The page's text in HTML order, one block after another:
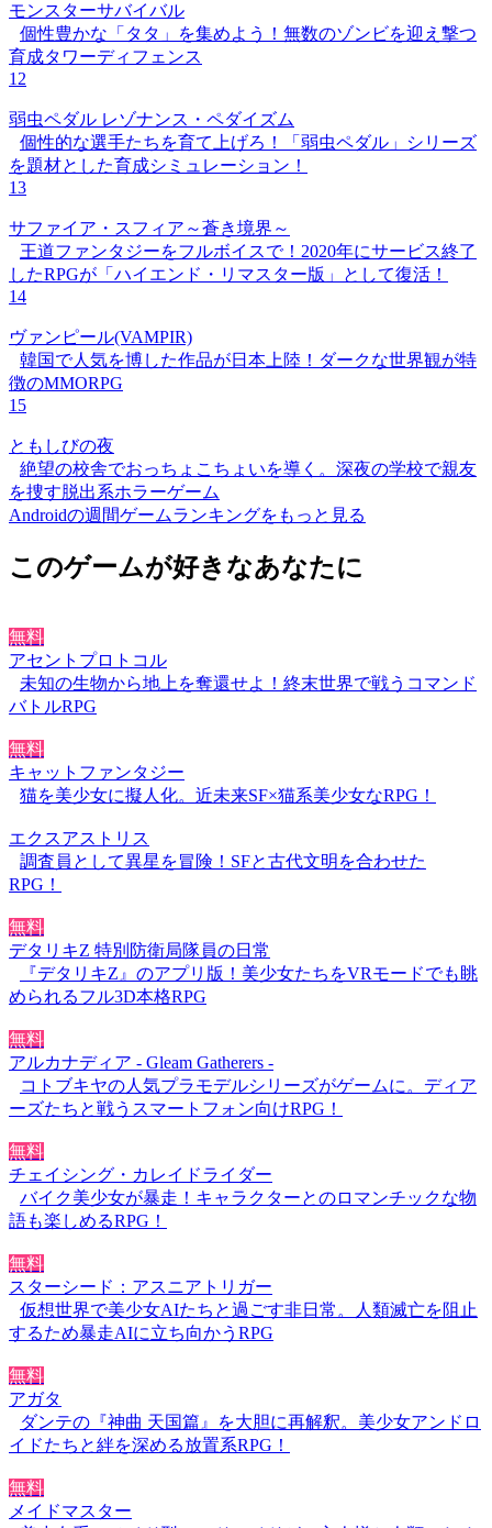
モンスターサバイバル
個性豊かな「タタ」を集めよう！無数のゾンビを迎え撃つ
育成タワーディフェンス
12
弱虫ペダル レゾナンス・ペダイズム
個性的な選手たちを育て上げろ！「弱虫ペダル」シリーズ
を題材とした育成シミュレーション！
13
サファイア・スフィア～蒼き境界～
王道ファンタジーをフルボイスで！2020年にサービス終了
したRPGが「ハイエンド・リマスター版」として復活！
14
ヴァンピール(VAMPIR)
韓国で人気を博した作品が日本上陸！ダークな世界観が特
徴のMMORPG
15
ともしびの夜
絶望の校舎でおっちょこちょいを導く。深夜の学校で親友
を捜す脱出系ホラーゲーム
Androidの週間ゲームランキングをもっと見る
このゲームが好きなあなたに
無料
アセントプロトコル
未知の生物から地上を奪還せよ！終末世界で戦うコマンド
バトルRPG
無料
キャットファンタジー
猫を美少女に擬人化。近未来SF×猫系美少女なRPG！
エクスアストリス
調査員として異星を冒険！SFと古代文明を合わせた
RPG！
無料
デタリキZ 特別防衛局隊員の日常
『デタリキZ』のアプリ版！美少女たちをVRモードでも眺
められるフル3D本格RPG
無料
アルカナディア - Gleam Gatherers -
コトブキヤの人気プラモデルシリーズがゲームに。ディア
ーズたちと戦うスマートフォン向けRPG！
無料
チェイシング・カレイドライダー
バイク美少女が暴走！キャラクターとのロマンチックな物
語も楽しめるRPG！
無料
スターシード：アスニアトリガー
仮想世界で美少女AIたちと過ごす非日常。人類滅亡を阻止
するため暴走AIに立ち向かうRPG
無料
アガタ
ダンテの『神曲 天国篇』を大胆に再解釈。美少女アンドロ
イドたちと絆を深める放置系RPG！
無料
メイドマスター